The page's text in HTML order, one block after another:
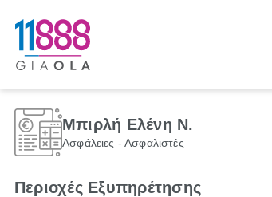
Μπιρλή Ελένη Ν.
Ασφάλειες - Ασφαλιστές
Περιοχές Εξυπηρέτησης